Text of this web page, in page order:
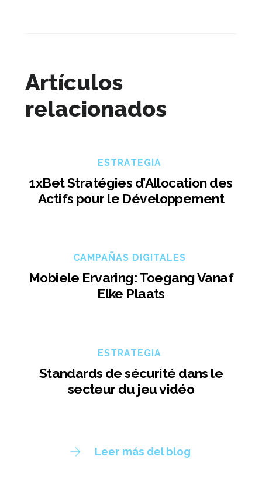
Artículos
relacionados
ESTRATEGIA
1xBet Stratégies d’Allocation des
Actifs pour le Développement
CAMPAÑAS DIGITALES
Mobiele Ervaring: Toegang Vanaf
Elke Plaats
ESTRATEGIA
Standards de sécurité dans le
secteur du jeu vidéo
Leer más del blog